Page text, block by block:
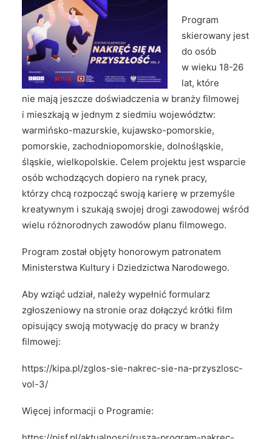
Program
skierowany jest
do osób
w wieku 18-26
lat, które
nie mają jeszcze doświadczenia w branży filmowej
i mieszkają w jednym z siedmiu województw:
warmińsko-mazurskie, kujawsko-pomorskie,
pomorskie, zachodniopomorskie, dolnośląskie,
śląskie, wielkopolskie. Celem projektu jest wsparcie
osób wchodzących dopiero na rynek pracy,
którzy chcą rozpocząć swoją karierę w przemyśle
kreatywnym i szukają swojej drogi zawodowej wśród
wielu różnorodnych zawodów planu filmowego.
Program został objęty honorowym patronatem
Ministerstwa Kultury i Dziedzictwa Narodowego.
Aby wziąć udział, należy wypełnić formularz
zgłoszeniowy na stronie oraz dołączyć krótki film
opisujący swoją motywację do pracy w branży
filmowej:
https://kipa.pl/zglos-sie-nakrec-sie-na-przyszlosc-
vol-3/
Więcej informacji o Programie: